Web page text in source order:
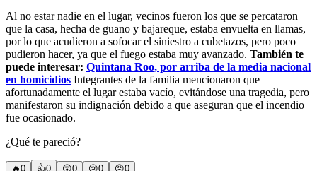
Al no estar nadie en el lugar, vecinos fueron los que se percataron
que la casa, hecha de guano y bajareque, estaba envuelta en llamas,
por lo que acudieron a sofocar el siniestro a cubetazos, pero poco
pudieron hacer, ya que el fuego estaba muy avanzado. También te
puede interesar: Quintana Roo, por arriba de la media nacional
en homicidios Integrantes de la familia mencionaron que
afortunadamente el lugar estaba vacío, evitándose una tragedia, pero
manifestaron su indignación debido a que aseguran que el incendio
fue ocasionado.
¿Qué te pareció?
🔥0 👍0 😲0 😢0 😠0